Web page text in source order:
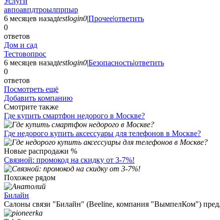
авпоавпдтроылпрпыр
6 месяцев назадtestlogin0|Прочее|ответить
0
ответов
Дом и сад
Тестовопрос
6 месяцев назадtestlogin0|Безопасность|ответить
0
ответов
Посмотреть ещё
Добавить компанию
Смотрите также
Где купить смартфон недорого в Москве?
Где недорого купить аксессуары для телефонов в Москве?
Новые распродажи %
Связной: промокод на скидку от 3-7%!
Похожее рядом
Билайн
Салоны связи "Билайн" (Beeline, компания "ВымпелКом")